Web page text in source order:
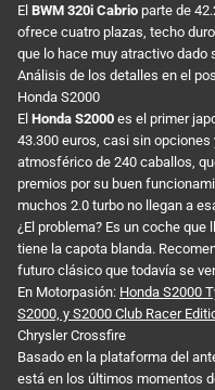
El BWM 320i Cabrio parte de
ofrece cuatro plazas, techo
que lo hace muy atractivo dado
Análisis de los detalles en el
Honda S2000
El Honda S2000 es el primer
43.300 euros, casi sin opciones
atmosférico de 240 caballos,
premios por su buen
muchos 2.0 turbo no llegan a
¿El problema? Es un coche
tiene la capota blanda.
futuro clásico que todavía se
En Motorpasión: Honda S2000
S2000, y S2000 Club Racer
Chrysler Crossfire
Basado en la plataforma del
está en los últimos momentos